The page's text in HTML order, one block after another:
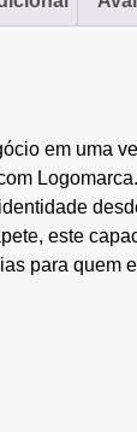
em uma
este
para quem